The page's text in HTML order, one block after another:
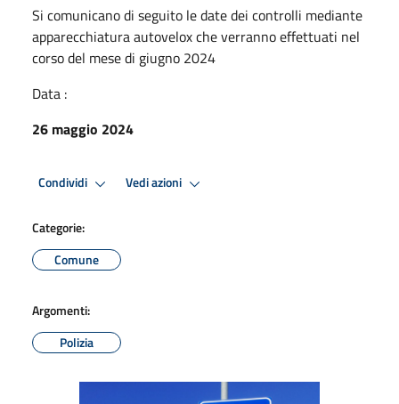
Si comunicano di seguito le date dei controlli mediante
apparecchiatura autovelox che verranno effettuati nel
corso del mese di giugno 2024
Data :
26 maggio 2024
Condividi Vedi azioni
Categorie:
Comune
Argomenti:
Polizia